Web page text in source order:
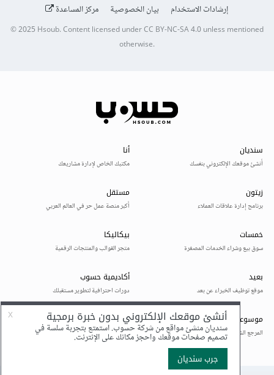
إرشادات الاستخدام
بيان الخصوصية مركز المساعدة
© 2025Hsoub.Content licensed underCC BY-NC-SA 4.0unless mentioned
otherwise.